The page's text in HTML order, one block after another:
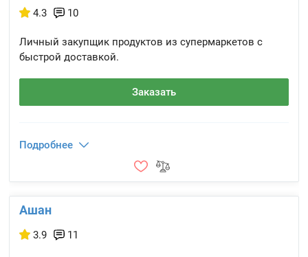
4.3 10
Личный закупщик продуктов из супермаркетов с
быстрой доставкой.
Заказать
Подробнее
Ашан
3.9 11